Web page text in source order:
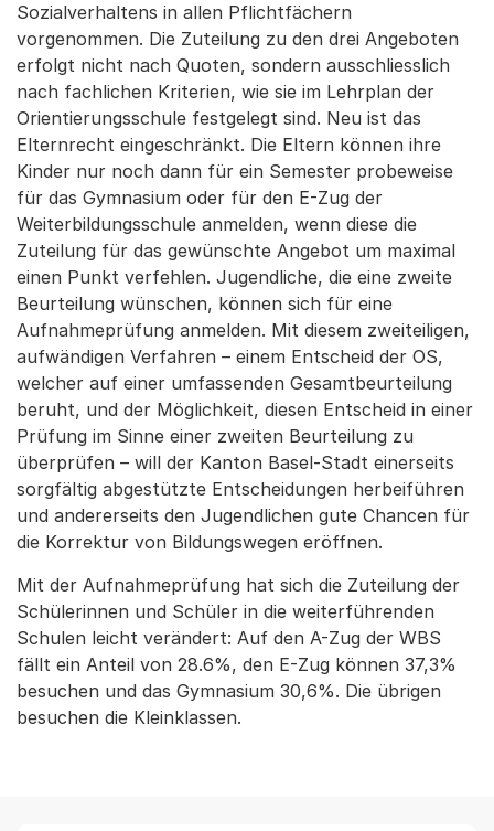
Sozialverhaltens in allen Pflichtfächern
vorgenommen. Die Zuteilung zu den drei Angeboten
erfolgt nicht nach Quoten, sondern ausschliesslich
nach fachlichen Kriterien, wie sie im Lehrplan der
Orientierungsschule festgelegt sind. Neu ist das
Elternrecht eingeschränkt. Die Eltern können ihre
Kinder nur noch dann für ein Semester probeweise
für das Gymnasium oder für den E-Zug der
Weiterbildungsschule anmelden, wenn diese die
Zuteilung für das gewünschte Angebot um maximal
einen Punkt verfehlen. Jugendliche, die eine zweite
Beurteilung wünschen, können sich für eine
Aufnahmeprüfung anmelden. Mit diesem zweiteiligen,
aufwändigen Verfahren – einem Entscheid der OS,
welcher auf einer umfassenden Gesamtbeurteilung
beruht, und der Möglichkeit, diesen Entscheid in einer
Prüfung im Sinne einer zweiten Beurteilung zu
überprüfen – will der Kanton Basel-Stadt einerseits
sorgfältig abgestützte Entscheidungen herbeiführen
und andererseits den Jugendlichen gute Chancen für
die Korrektur von Bildungswegen eröffnen.
Mit der Aufnahmeprüfung hat sich die Zuteilung der
Schülerinnen und Schüler in die weiterführenden
Schulen leicht verändert: Auf den A-Zug der WBS
fällt ein Anteil von 28.6%, den E-Zug können 37,3%
besuchen und das Gymnasium 30,6%. Die übrigen
besuchen die Kleinklassen.